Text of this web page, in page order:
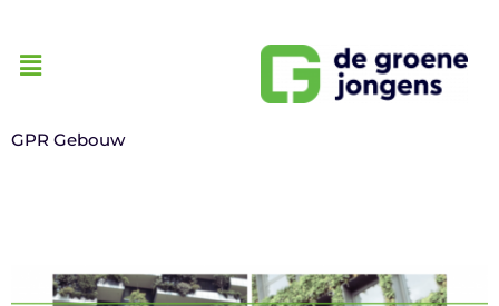
GPR Gebouw